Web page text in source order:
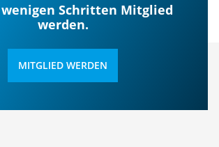
Schritten Mitglied
werden.
MITGLIED WERDEN